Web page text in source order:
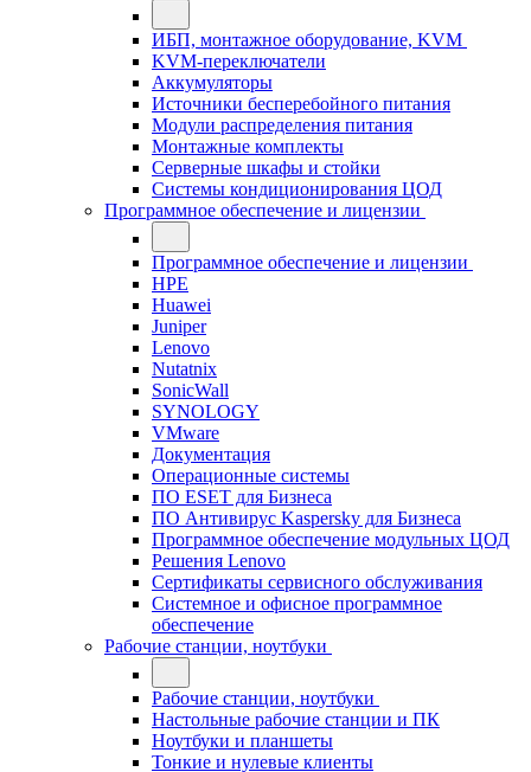
ИБП, монтажное оборудование, KVM
KVM-переключатели
Аккумуляторы
Источники бесперебойного питания
Модули распределения питания
Монтажные комплекты
Серверные шкафы и стойки
Системы кондиционирования ЦОД
Программное обеспечение и лицензии
Программное обеспечение и лицензии
HPE
Huawei
Juniper
Lenovo
Nutatnix
SonicWall
SYNOLOGY
VMware
Документация
Операционные системы
ПО ESET для Бизнеса
ПО Антивирус Kaspersky для Бизнеса
Программное обеспечение модульных ЦОД
Решения Lenovo
Сертификаты сервисного обслуживания
Системное и офисное программное
обеспечение
Рабочие станции, ноутбуки
Рабочие станции, ноутбуки
Настольные рабочие станции и ПК
Ноутбуки и планшеты
Тонкие и нулевые клиенты